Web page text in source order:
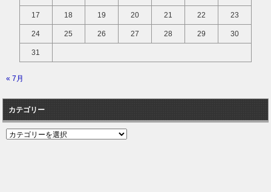
17 18 19 20 21 22 23
24 25 26 27 28 29 30
31
« 7月
カテゴリー
カ